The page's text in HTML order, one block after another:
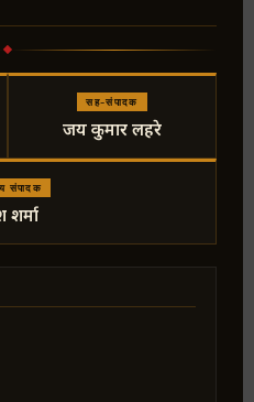
सह-संपादक
जय कुमार लहरे
संपादक
शर्मा